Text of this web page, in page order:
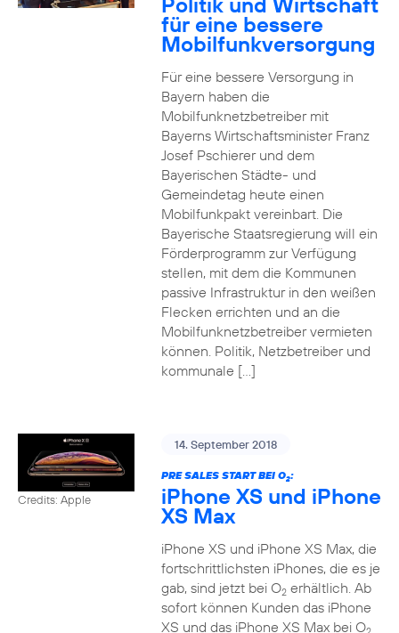
für eine bessere
Mobilfunkversorgung
Für eine bessere Versorgung in
Bayern haben die
Mobilfunknetzbetreiber mit
Bayerns Wirtschaftsminister Franz
Josef Pschierer und dem
Bayerischen Städte- und
Gemeindetag heute einen
Mobilfunkpakt vereinbart. Die
Bayerische Staatsregierung will ein
Förderprogramm zur Verfügung
stellen, mit dem die Kommunen
passive Infrastruktur in den weißen
Flecken errichten und an die
Mobilfunknetzbetreiber vermieten
können. Politik, Netzbetreiber und
kommunale […]
Credits: Apple
14. September 2018
PRE SALES START BEI O2:
iPhone XS und iPhone
XS Max
iPhone XS und iPhone XS Max, die
fortschrittlichsten iPhones, die es je
gab, sind jetzt bei O2erhältlich. Ab
sofort können Kunden das iPhone
XS und das iPhone XS Max bei O